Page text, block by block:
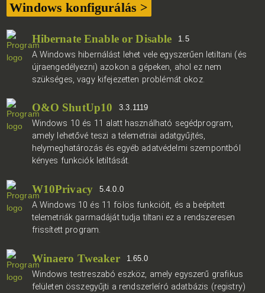
Windows konfigurálás >
Hibernate Enable or Disable 1.5
A Windows hibernálást lehet vele egyszerűen letiltani (és
újraengedélyezni) azokon a gépeken, ahol ez nem
szükséges, vagy kifejezetten problémát okoz.
O&O ShutUp10 3.3.1119
Windows 10 és 11 alatt használható segédprogram,
amely lehetővé teszi a telemetriai adatgyűjtés,
helymeghatározás és egyéb adatvédelmi szempontból
kényes funkciók letiltását.
W10Privacy 5.4.0.0
A Windows 10 és 11 fölös funkcióit, és a beépített
telemetriák garmadáját tudja tiltani ez a rendszeresen
frissített program.
Winaero Tweaker 1.65.0
Windows testreszabó eszköz, amely egyszerű grafikus
felületen összegyűjti a rendszerleíró adatbázis (registry)